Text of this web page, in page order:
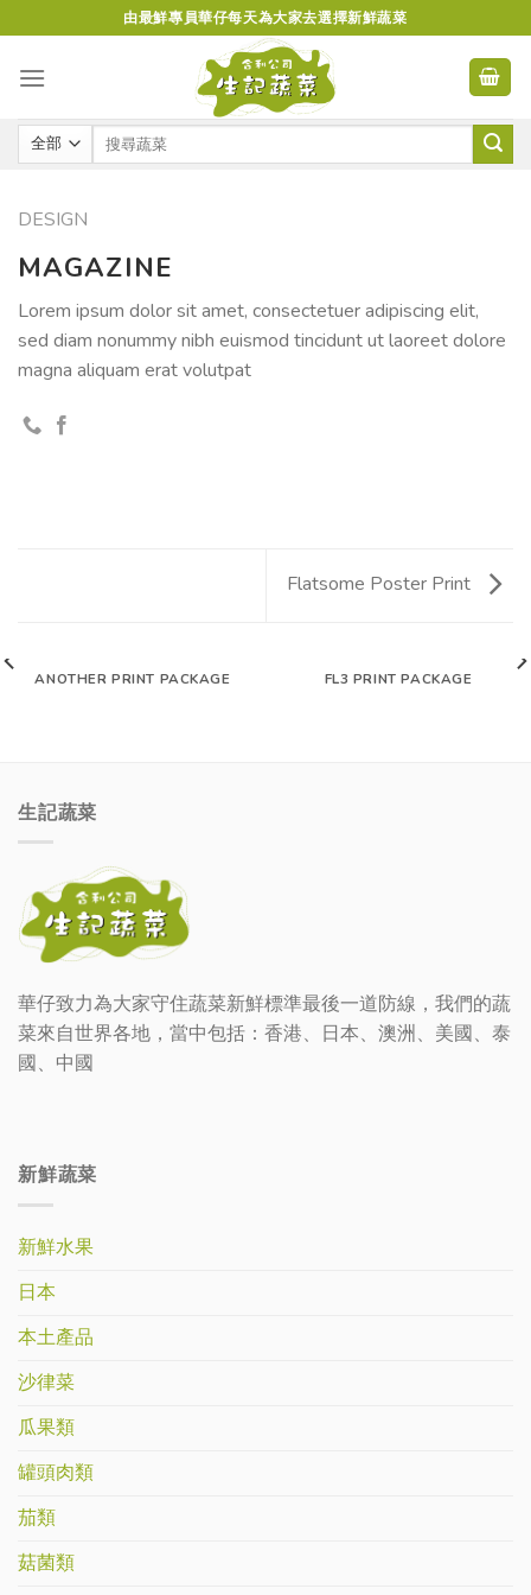
to
content
由最鮮專員華仔每天為大家去選擇新鮮蔬菜
DESIGN
MAGAZINE
Lorem ipsum dolor sit amet, consectetuer adipiscing elit,
sed diam nonummy nibh euismod tincidunt ut laoreet dolore
magna aliquam erat volutpat
Flatsome Poster Print
ANOTHER PRINT PACKAGE FL3 PRINT PACKAGE
生記蔬菜
華仔致力為大家守住蔬菜新鮮標準最後一道防線，我們的蔬
菜來自世界各地，當中包括：香港、日本、澳洲、美國、泰
國、中國
新鮮蔬菜
新鮮水果
日本
本土產品
沙律菜
瓜果類
罐頭肉類
茄類
菇菌類